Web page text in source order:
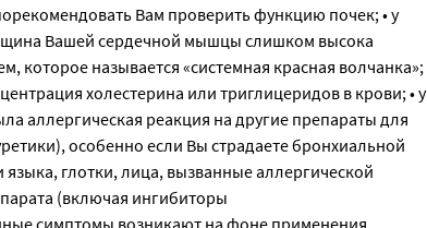
Вам проверить функцию почек; • у
Вашей сердечной мышцы слишком высока
которое называется «системная красная волчанка»;
холестерина или триглицеридов в крови; • у
аллергическая реакция на другие препараты для
особенно если Вы страдаете бронхиальной
языка, глотки, лица, вызванные аллергической
(включая ингибиторы
симптомы возникают на фоне применения